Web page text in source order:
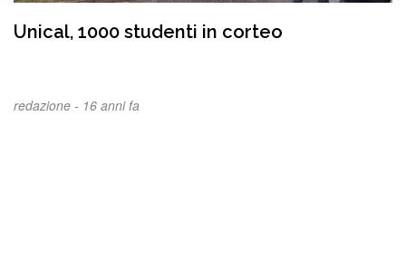
Unical, 1000 studenti in corteo
redazione - 16 anni fa